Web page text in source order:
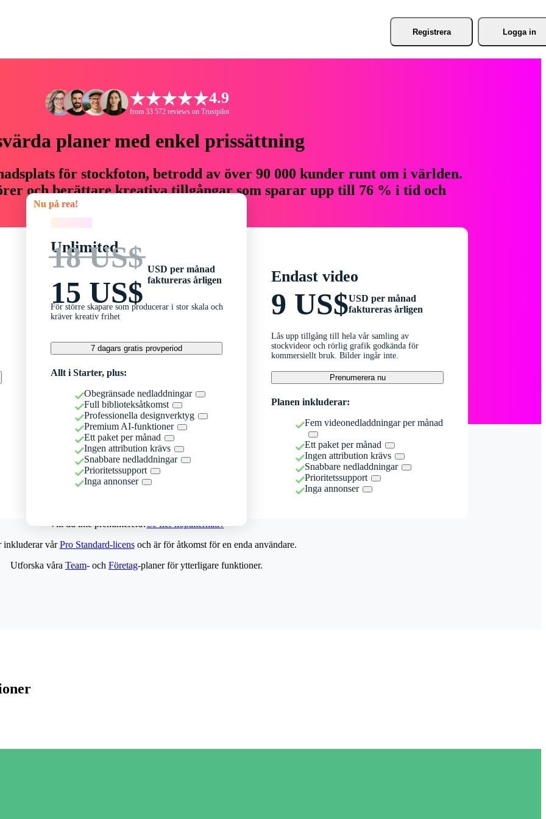
Registrera Logga in
4.9
from 33 572 reviews on Trustpilot
planer med enkel prissättning
för stockfoton, betrodd av över 90 000 kunder runt om i världen.
och berättare kreativa tillgångar som sparar upp till 76 % i tid och
Nu på rea!
Unlimited
18 US$
15 US$
USD per månad
faktureras årligen
För större skapare som producerar i stor skala och
kräver kreativ frihet
7 dagars gratis provperiod
Allt i Starter, plus:
Obegränsade nedladdningar
Full biblioteksåtkomst
Professionella designverktyg
Premium AI-funktioner
Ett paket per månad
Ingen attribution krävs
Snabbare nedladdningar
Prioritetssupport
Inga annonser
Endast video
9 US$USD per månad
faktureras årligen
Lås upp tillgång till hela vår samling av
stockvideor och rörlig grafik godkända för
kommersiellt bruk. Bilder ingår inte.
Prenumerera nu
Planen inkluderar:
Fem videonedladdningar per månad
Ett paket per månad
Ingen attribution krävs
Snabbare nedladdningar
Prioritetssupport
Inga annonser
Vill du inte prenumerera?Se fler köpalternativ
inkluderar vårPro Standard-licensoch är för åtkomst för en enda användare.
Utforska våra Team- och Företag-planer för ytterligare funktioner.